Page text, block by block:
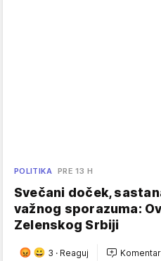
POLITIKA PRE 13 H
Svečani doček,
važnog sporazuma:
Zelenskog Srbiji
3 · Reaguj